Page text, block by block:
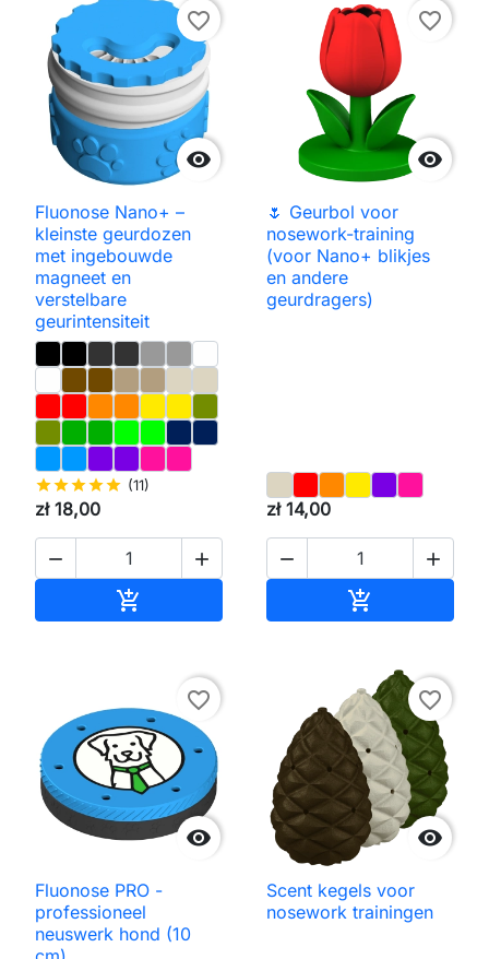

favorite_border
Fluonose Nano+ –
kleinste geurdozen
met ingebouwde
magneet en
verstelbare
geurintensiteit
starstarstarstarstar (11)
zł 18,00
 
 Toevoegen aan winkelwagen

favorite_border
🌷 Geurbol voor
nosework-training
(voor Nano+ blikjes
en andere
geurdragers)
zł 14,00
 


favorite_border
Fluonose PRO -
professioneel
neuswerk hond (10

favorite_border
Scent kegels voor
nosework trainingen